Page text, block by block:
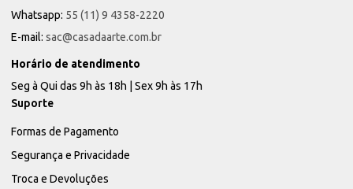
Whatsapp: 55 (11) 9 4358-2220
E-mail: sac@casadaarte.com.br
Horário de atendimento
Seg à Qui das 9h às 18h | Sex 9h às 17h
Suporte
Formas de Pagamento
Segurança e Privacidade
Troca e Devoluções